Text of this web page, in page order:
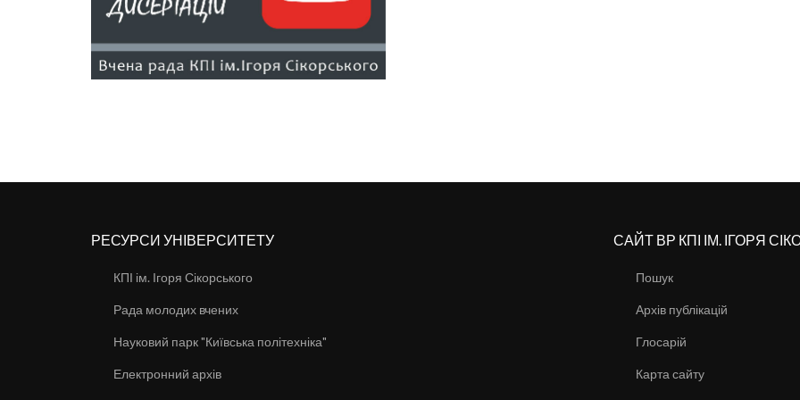
РЕСУРСИ УНІВЕРСИТЕТУ
КПІ ім. Ігоря Сікорського
Рада молодих вчених
Науковий парк "Київська політехніка"
Електронний архів
САЙТ ВР КПІ ІМ. ІГОРЯ
Пошук
Архів публікацій
Глосарій
Карта сайту